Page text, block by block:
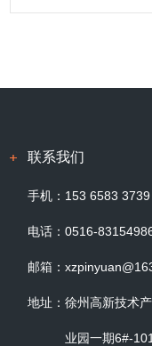
联系我们
手机： 153 6583 3739
电话：0516-
邮箱：
地址：徐州高新技术
业园一期6#-101